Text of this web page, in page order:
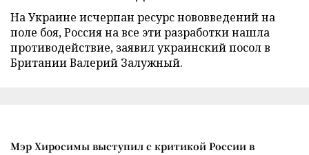
На Украине исчерпан ресурс нововведений на
поле боя, Россия на все эти разработки нашла
противодействие, заявил украинский посол в
Британии Валерий Залужный.
Мэр Хиросимы выступил с критикой России в